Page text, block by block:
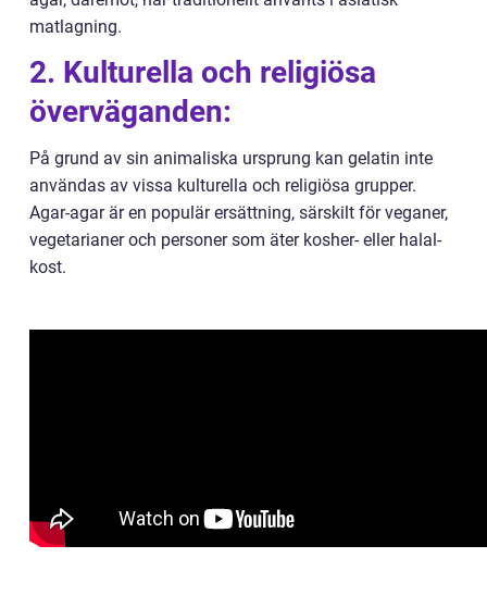
matlagning.
2. Kulturella och religiösa
överväganden:
På grund av sin animaliska ursprung kan gelatin inte
användas av vissa kulturella och religiösa grupper.
Agar-agar är en populär ersättning, särskilt för veganer,
vegetarianer och personer som äter kosher- eller halal-
kost.